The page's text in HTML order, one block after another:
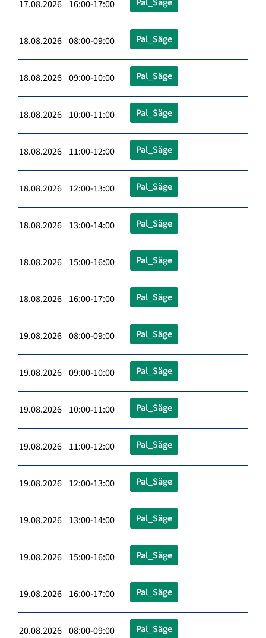
17.08.2026 16:00-17:00
18.08.2026 08:00-09:00 Pal_Säge
18.08.2026 09:00-10:00 Pal_Säge
18.08.2026 10:00-11:00 Pal_Säge
18.08.2026 11:00-12:00 Pal_Säge
18.08.2026 12:00-13:00 Pal_Säge
18.08.2026 13:00-14:00 Pal_Säge
18.08.2026 15:00-16:00 Pal_Säge
18.08.2026 16:00-17:00 Pal_Säge
19.08.2026 08:00-09:00 Pal_Säge
19.08.2026 09:00-10:00 Pal_Säge
19.08.2026 10:00-11:00 Pal_Säge
19.08.2026 11:00-12:00 Pal_Säge
19.08.2026 12:00-13:00 Pal_Säge
19.08.2026 13:00-14:00 Pal_Säge
19.08.2026 15:00-16:00 Pal_Säge
19.08.2026 16:00-17:00 Pal_Säge
20.08.2026 08:00-09:00 Pal_Säge